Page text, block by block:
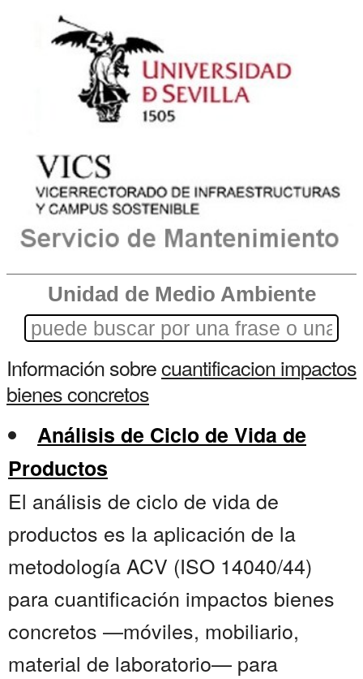
Unidad de Medio Ambiente
Información sobrecuantificacion impactos
bienes concretos
Análisis de Ciclo de Vida de
Productos
El análisis de ciclo de vida de
productos es la aplicación de la
metodología ACV (ISO 14040/44)
para cuantificación impactos bienes
concretos —móviles, mobiliario,
material de laboratorio— para